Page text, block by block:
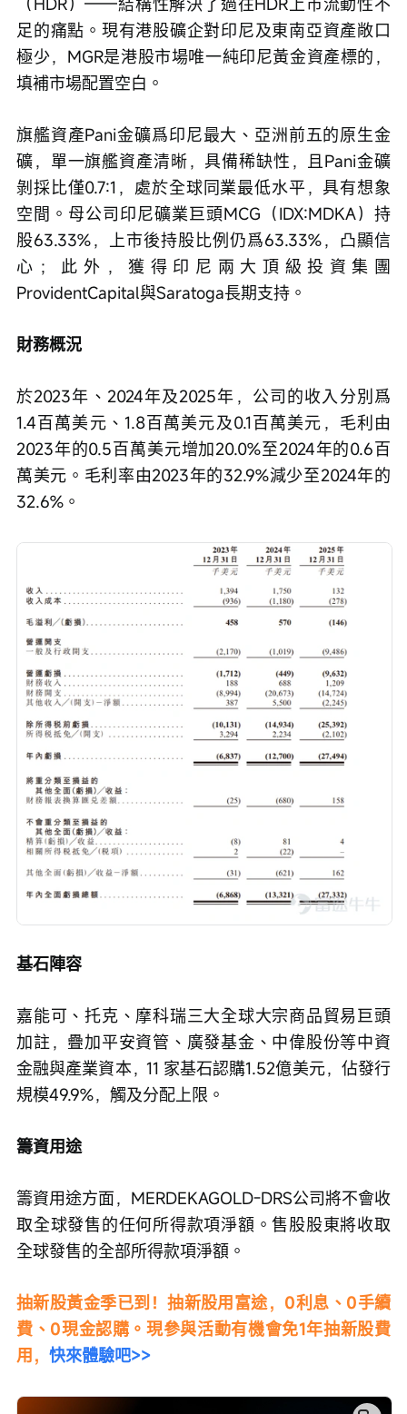
足的痛點。現有港股礦企對印尼及東南亞資產敞口
極少，MGR是港股市場唯一純印尼黃金資產標的，
填補市場配置空白。
旗艦資產Pani金礦爲印尼最大、亞洲前五的原生金
礦，單一旗艦資產清晰，具備稀缺性，且Pani金礦
剝採比僅0.7:1，處於全球同業最低水平，具有想象
空間。母公司印尼礦業巨頭MCG（IDX:MDKA）持
股63.33%，上市後持股比例仍爲63.33%，凸顯信
心；此外，獲得印尼兩大頂級投資集團
ProvidentCapital與Saratoga長期支持。
財務概況
於2023年、2024年及2025年，公司的收入分別爲
1.4百萬美元、1.8百萬美元及0.1百萬美元，毛利由
2023年的0.5百萬美元增加20.0%至2024年的0.6百
萬美元。毛利率由2023年的32.9%減少至2024年的
32.6%。
基石陣容
嘉能可、托克、摩科瑞三大全球大宗商品貿易巨頭
加註，疊加平安資管、廣發基金、中偉股份等中資
金融與產業資本，11 家基石認購1.52億美元，佔發行
規模49.9%，觸及分配上限。
籌資用途
籌資用途方面，MERDEKAGOLD-DRS公司將不會收
取全球發售的任何所得款項淨額。售股股東將收取
全球發售的全部所得款項淨額。
抽新股黃金季已到！抽新股用富途，0利息、0手續
費、0現金認購。現參與活動有機會免1年抽新股費
用， 快來體驗吧>>